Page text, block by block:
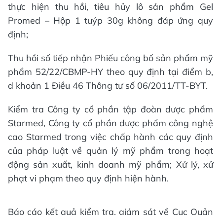
thực hiện thu hồi, tiêu hủy lô sản phẩm Gel
Promed – Hộp 1 tuýp 30g không đáp ứng quy
định;
Thu hồi số tiếp nhận Phiếu công bố sản phẩm mỹ
phẩm 52/22/CBMP-HY theo quy định tại điểm b,
d khoản 1 Điều 46 Thông tư số 06/2011/TT-BYT.
Kiểm tra Công ty cổ phần tập đoàn dược phẩm
Starmed, Công ty cổ phần dược phẩm công nghệ
cao Starmed trong việc chấp hành các quy định
của pháp luật về quản lý mỹ phẩm trong hoạt
động sản xuất, kinh doanh mỹ phẩm; Xử lý, xử
phạt vi phạm theo quy định hiện hành.
Báo cáo kết quả kiểm tra, giám sát về Cục Quản